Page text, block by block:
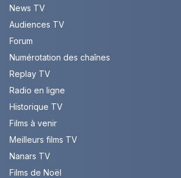
News TV
Audiences TV
Forum
Numérotation des chaînes
Replay TV
Radio en ligne
Historique TV
Films à venir
Meilleurs films TV
Nanars TV
Films de Noël